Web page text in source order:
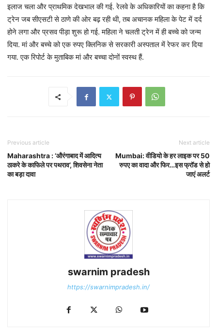
इलाज चला और प्राथमिक देखभाल की गई. रेलवे के अधिकारियों का कहना है कि
ट्रेन जब सीएसटी से ठाणे की ओर बढ़ रही थी, तब अचानक महिला के पेट में दर्द
होने लगा और प्रसव पीड़ा शुरू हो गई. महिला ने चलती ट्रेन में ही बच्चे को जन्म
दिया. मां और बच्चे को एक रुपए क्लिनिक से सरकारी अस्पताल में रेफर कर दिया
गया. एक रिपोर्ट के मुताबिक मां और बच्चा दोनों स्वस्थ हैं.
Previous article
Maharashtra : ‘औरंगाबाद में आदित्य
ठाकरे के काफिले पर पथराव’, शिवसेना नेता
का बड़ा दावा
Next article
Mumbai: वीडियो के हर लाइक पर 50
रुपए का वादा और फिर…इस फ्रॉड से हो
जाएं अलर्ट
swarnim pradesh
https://swarnimpradesh.in/